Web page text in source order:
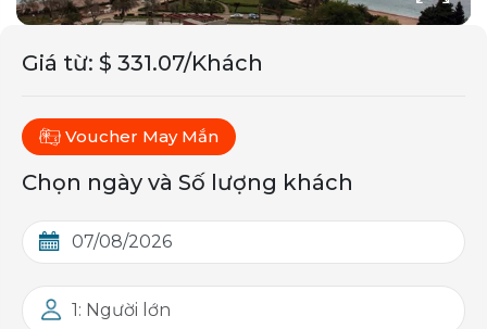
Giá từ: $ 331.07/Khách
Voucher May Mắn
Chọn ngày và Số lượng khách
1: Người lớn